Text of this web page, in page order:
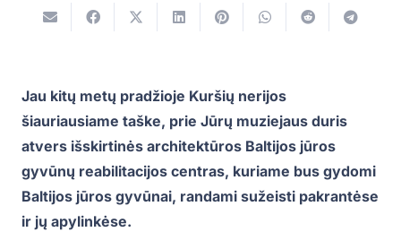
Jau kitų metų pradžioje Kuršių nerijos
šiauriausiame taške, prie Jūrų muziejaus duris
atvers išskirtinės architektūros Baltijos jūros
gyvūnų reabilitacijos centras, kuriame bus gydomi
Baltijos jūros gyvūnai, randami sužeisti pakrantėse
ir jų apylinkėse.